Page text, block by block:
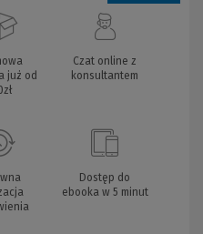
już od
Czat online z
konsultantem
Dostęp do
ebooka w 5 minut